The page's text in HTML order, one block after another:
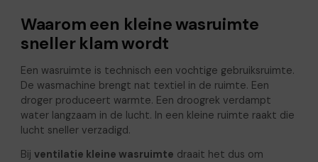
Waarom een kleine wasruimte
sneller klam wordt
Een wasruimte is technisch een vochtige gebruiksruimte.
De wasmachine brengt nat textiel in de ruimte. Een
droger produceert warmte. Een droogrek verdampt
water langzaam in de lucht. In een kleine ruimte raakt die
lucht sneller verzadigd.
Bij ventilatie kleine wasruimte draait het dus om